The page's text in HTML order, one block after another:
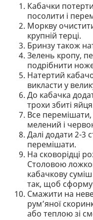
Кабачки
посолити і
Моркву
крупній терці.
Бринзу також
Зелень кропу,
подрібнити
Натертий
викласти у
До кабачка
трохи збиті
Все
мелений і
Далі додати 2-3
перемішати.
На сковорідці
Столовою
кабачкову
так, щоб
Смажити на
рум’яної
або теплою зі